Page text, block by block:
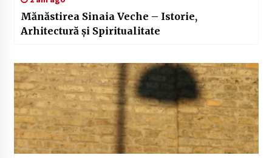
Mănăstirea Sinaia Veche – Istorie,
Arhitectură și Spiritualitate